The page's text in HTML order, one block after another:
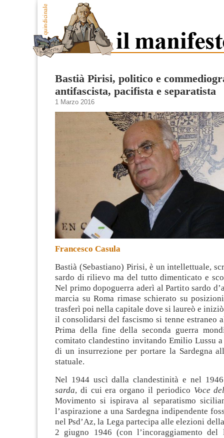
Bastià Pirisi, politico e
antifascista, pacifista e separatista
1 Marzo 2016
Francesco Casula
Bastià (Sebastiano) Pirisi, è un intellettuale,
sardo di rilievo ma del tutto dimenticato e
Nel primo dopoguerra aderì al Partito sardo
marcia su Roma rimase schierato su
trasferì poi nella capitale dove si laureò e
il consolidarsi del fascismo si tenne estraneo
Prima della fine della seconda guerra
comitato clandestino invitando Emilio Lussu
di un insurrezione per portare la Sardegna
statuale.
Nel 1944 uscì dalla clandestinità e nel
sarda, di cui era organo il periodico Voce
Movimento si ispirava al separatismo
l’aspirazione a una Sardegna indipendente
nel Psd’Az, la Lega partecipa alle elezioni
2 giugno 1946 (con l’incoraggiamento del